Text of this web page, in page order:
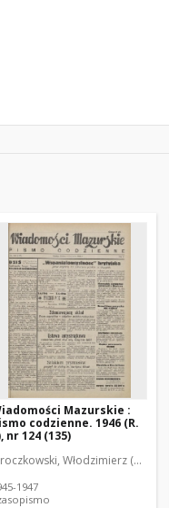
Redaktor
Mazurskie :
codzienne. 1946 (R.
nr 124 (135)
Włodzimierz (1902-
1947